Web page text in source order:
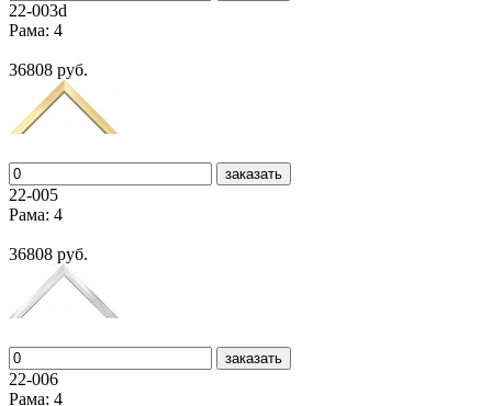
22-003d
Рама: 4
36808 руб.
заказать
22-005
Рама: 4
36808 руб.
заказать
22-006
Рама: 4